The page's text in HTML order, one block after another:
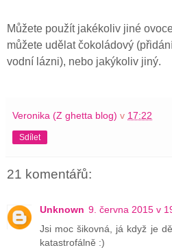
Můžete použít jakékoliv jiné
můžete udělat čokoládový
vodní lázni), nebo jakýkoliv jiný.
Veronika (Z ghetta blog) v 17:22
Sdílet
21 komentářů:
Unknown 9. června 2015 v
Jsi moc šikovná, já když je
katastrofálně :)